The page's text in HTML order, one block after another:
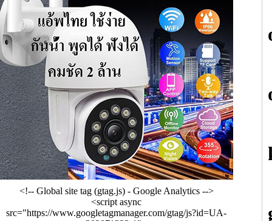
<!-- Global site tag (gtag.js) - Google Analytics -->
<script async
src="https://www.googletagmanager.com/gtag/js?id=UA-